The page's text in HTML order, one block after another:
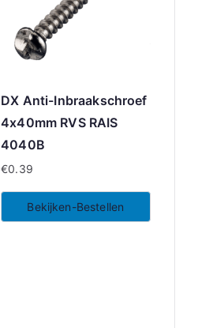
DX Anti-Inbraakschroef
4x40mm RVS RAIS
4040B
€0.39
Bekijken-Bestellen